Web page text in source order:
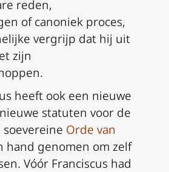
reden,
of canoniek proces,
vergrijp dat hij uit
zijn
heeft ook een nieuwe
statuten voor de
Orde van
hand genomen om zelf
Vóór Franciscus had